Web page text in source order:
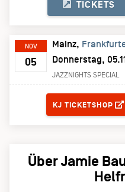
TICKETS
NOV
05
Mainz
Donnerstag,
JAZZNIGHTS SPECIAL
KJ TICKETSHOP
Über Jamie